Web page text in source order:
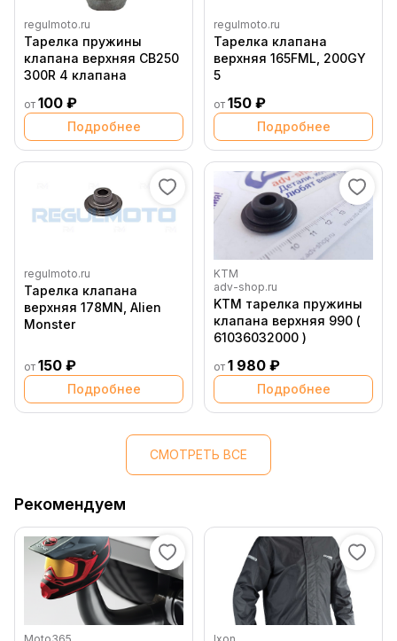
regulmoto.ru
Тарелка пружины
клапана верхняя СB250
300R 4 клапана
от 100 ₽
Подробнее
regulmoto.ru
Тарелка клапана
верхняя 165FML, 200GY
5
от 150 ₽
Подробнее
regulmoto.ru
Тарелка клапана
верхняя 178MN, Alien
Monster
от 150 ₽
Подробнее
KTM
adv-shop.ru
KTM тарелка пружины
клапана верхняя 990 (
61036032000 )
от 1 980 ₽
Подробнее
СМОТРЕТЬ ВСЕ
Рекомендуем